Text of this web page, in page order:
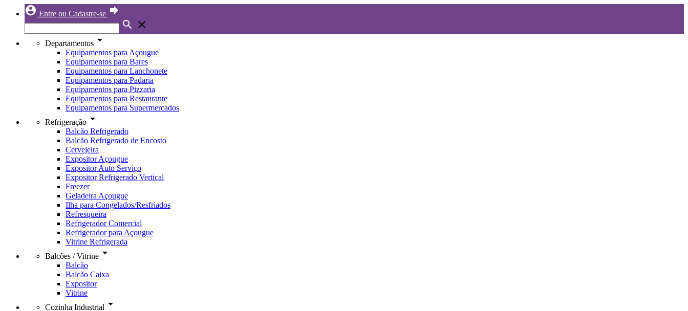
account_circle Entre ou Cadastre-se forward
search close
Departamentos arrow_drop_down
Equipamentos para Açougue
Equipamentos para Bares
Equipamentos para Lanchonete
Equipamentos para Padaria
Equipamentos para Pizzaria
Equipamentos para Restaurante
Equipamentos para Supermercados
Refrigeração arrow_drop_down
Balcão Refrigerado
Balcão Refrigerado de Encosto
Cervejeira
Expositor Açougue
Expositor Auto Serviço
Expositor Refrigerado Vertical
Freezer
Geladeira Açougue
Ilha para Congelados/Resfriados
Refresqueira
Refrigerador Comercial
Refrigerador para Açougue
Vitrine Refrigerada
Balcões / Vitrine arrow_drop_down
Balcão
Balcão Caixa
Expositor
Vitrine
Cozinha Industrial arrow_drop_down